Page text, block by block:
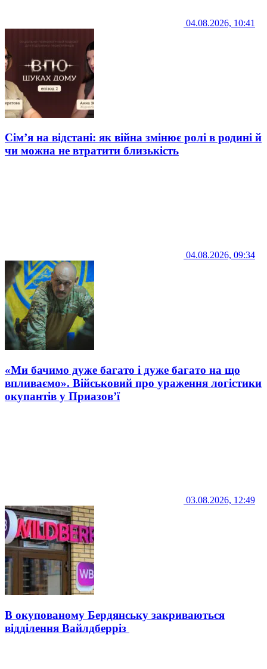
04.08.2026, 10:41
Сім’я на відстані: як війна змінює ролі в родині й
чи можна не втратити близькість
04.08.2026, 09:34
«Ми бачимо дуже багато і дуже багато на що
впливаємо». Військовий про ураження логістики
окупантів у Приазов’ї
03.08.2026, 12:49
В окупованому Бердянську закриваються
відділення Вайлдберріз